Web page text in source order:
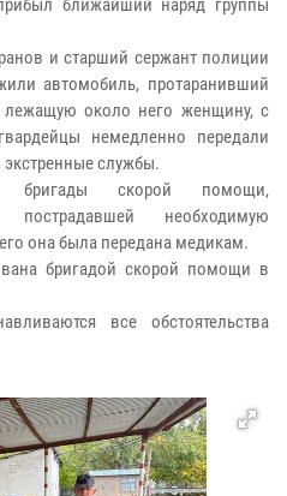
ближайший наряд группы
и старший сержант полиции
автомобиль, протаранивший
лежащую около него женщину, с
немедленно передали
службы.
бригады скорой помощи,
пострадавшей необходимую
она была передана медикам.
бригадой скорой помощи в
все обстоятельства